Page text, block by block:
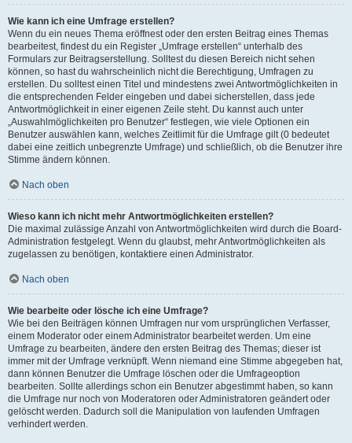
Wie kann ich eine Umfrage erstellen?
Wenn du ein neues Thema eröffnest oder den ersten Beitrag eines Themas
bearbeitest, findest du ein Register „Umfrage erstellen“ unterhalb des
Formulars zur Beitragserstellung. Solltest du diesen Bereich nicht sehen
können, so hast du wahrscheinlich nicht die Berechtigung, Umfragen zu
erstellen. Du solltest einen Titel und mindestens zwei Antwortmöglichkeiten in
die entsprechenden Felder eingeben und dabei sicherstellen, dass jede
Antwortmöglichkeit in einer eigenen Zeile steht. Du kannst auch unter
„Auswahlmöglichkeiten pro Benutzer“ festlegen, wie viele Optionen ein
Benutzer auswählen kann, welches Zeitlimit für die Umfrage gilt (0 bedeutet
dabei eine zeitlich unbegrenzte Umfrage) und schließlich, ob die Benutzer ihre
Stimme ändern können.
Nach oben
Wieso kann ich nicht mehr Antwortmöglichkeiten erstellen?
Die maximal zulässige Anzahl von Antwortmöglichkeiten wird durch die Board-
Administration festgelegt. Wenn du glaubst, mehr Antwortmöglichkeiten als
zugelassen zu benötigen, kontaktiere einen Administrator.
Nach oben
Wie bearbeite oder lösche ich eine Umfrage?
Wie bei den Beiträgen können Umfragen nur vom ursprünglichen Verfasser,
einem Moderator oder einem Administrator bearbeitet werden. Um eine
Umfrage zu bearbeiten, ändere den ersten Beitrag des Themas; dieser ist
immer mit der Umfrage verknüpft. Wenn niemand eine Stimme abgegeben hat,
dann können Benutzer die Umfrage löschen oder die Umfrageoption
bearbeiten. Sollte allerdings schon ein Benutzer abgestimmt haben, so kann
die Umfrage nur noch von Moderatoren oder Administratoren geändert oder
gelöscht werden. Dadurch soll die Manipulation von laufenden Umfragen
verhindert werden.